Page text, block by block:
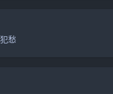
时代中国特色社会主义思想
长）
愁